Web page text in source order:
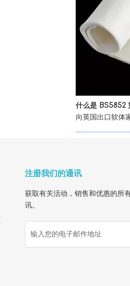
向英国出口软体
注册我们的通讯
获取有关活动，销售和优惠的所
讯。